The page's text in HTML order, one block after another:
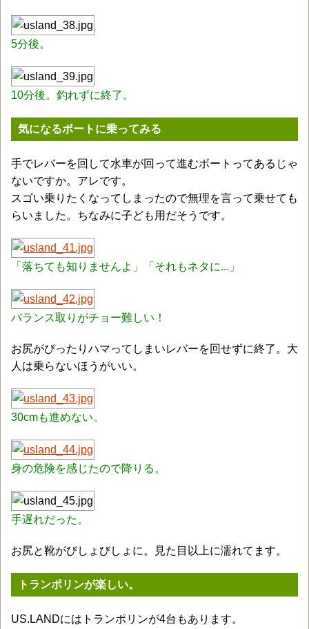
5分後。
10分後。釣れずに終了。
気になるボートに乗ってみる
手でレバーを回して水車が回って進むボートってあるじゃ
ないですか。アレです。
スゴい乗りたくなってしまったので無理を言って乗せても
らいました。ちなみに子ども用だそうです。
「落ちても知りませんよ」「それもネタに...」
バランス取りがチョー難しい！
お尻がぴったりハマってしまいレバーを回せずに終了。大
人は乗らないほうがいい。
30cmも進めない。
身の危険を感じたので降りる。
手遅れだった。
お尻と靴がびしょびしょに。見た目以上に濡れてます。
トランポリンが楽しい。
US.LANDにはトランポリンが4台もあります。